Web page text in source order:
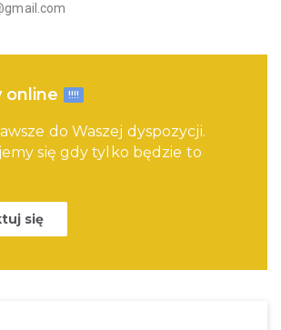
online !!!!
do Waszej dyspozycji.
się gdy tylko będzie to
się